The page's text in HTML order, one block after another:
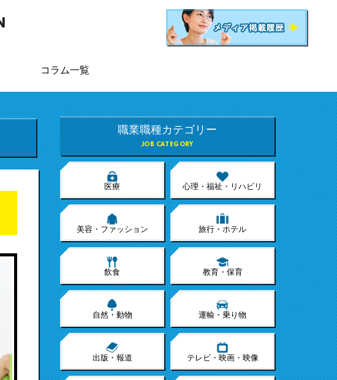
コラム一覧
職業職種カテゴリー
JOB CATEGORY
医療 心理・福祉・リハビリ
美容・ファッション 旅行・ホテル
飲食 教育・保育
自然・動物 運輸・乗り物
出版・報道 テレビ・映画・映像